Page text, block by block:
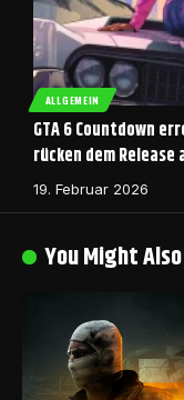
ALLGEMEIN
GTA 6 Countdown
rücken dem Release
19. Februar 2026
You Might